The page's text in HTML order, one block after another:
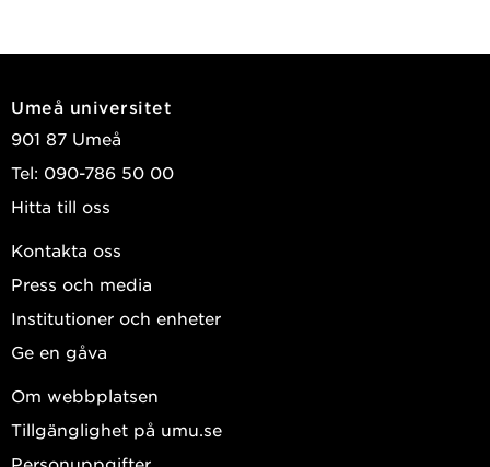
Umeå universitet
901 87 Umeå
Tel: 090-786 50 00
Hitta till oss
Kontakta oss
Press och media
Institutioner och enheter
Ge en gåva
Om webbplatsen
Tillgänglighet på umu.se